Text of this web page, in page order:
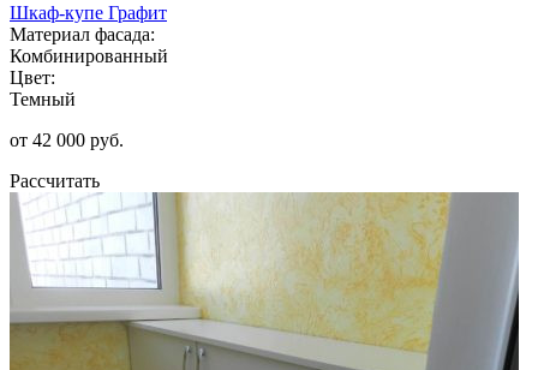
Шкаф-купе Графит
Материал фасада:
Комбинированный
Цвет:
Темный
от 42 000 руб.
Рассчитать